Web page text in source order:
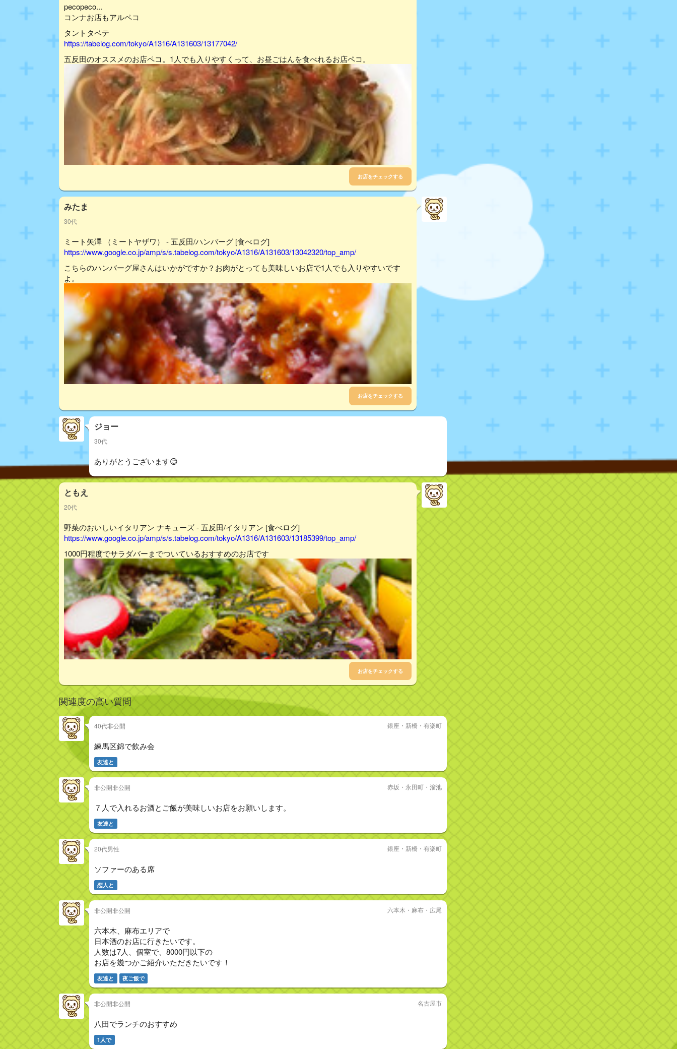
pecopeco...
コンナお店もアルペコ
タントタベテ
https://tabelog.com/tokyo/A1316/A131603/13177042/
五反田のオススメのお店ペコ。1人でも入りやすくって、お昼ごはんを食べれるお店ペコ。
お店をチェックする
みたま
30代
ミート矢澤 （ミートヤザワ） - 五反田/ハンバーグ [食べログ]
https://www.google.co.jp/amp/s/s.tabelog.com/tokyo/A1316/A131603/13042320/top_amp/
こちらのハンバーグ屋さんはいかがですか？お肉がとっても美味しいお店で1人でも入りやすいです
よ。
お店をチェックする
ジョー
30代
ありがとうございます😊
ともえ
20代
野菜のおいしいイタリアン ナキューズ - 五反田/イタリアン [食べログ]
https://www.google.co.jp/amp/s/s.tabelog.com/tokyo/A1316/A131603/13185399/top_amp/
1000円程度でサラダバーまでついているおすすめのお店です
お店をチェックする
関連度の高い質問
40代非公開 銀座・新橋・有楽町
練馬区錦で飲み会
友達と
非公開非公開 赤坂・永田町・溜池
７人で入れるお酒とご飯が美味しいお店をお願いします。
友達と
20代男性 銀座・新橋・有楽町
ソファーのある席
恋人と
非公開非公開 六本木・麻布・広尾
六本木、麻布エリアで
日本酒のお店に行きたいです。
人数は7人、個室で、8000円以下の
お店を幾つかご紹介いただきたいです！
友達と 夜ご飯で
非公開非公開 名古屋市
八田でランチのおすすめ
1人で